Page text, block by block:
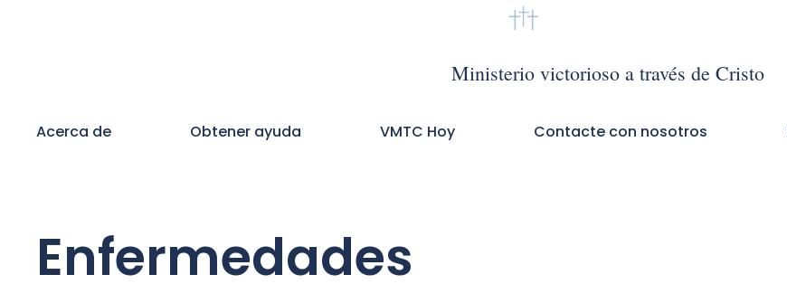
Ministerio victorioso a través de Cristo
Acerca de Obtener ayuda VMTC Hoy Contacte con nosotros
Enfermedades